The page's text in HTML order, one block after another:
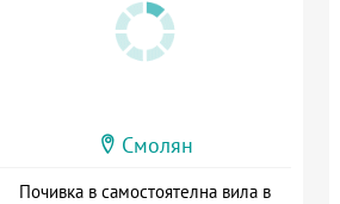
Смолян
Почивка в самостоятелна вила в